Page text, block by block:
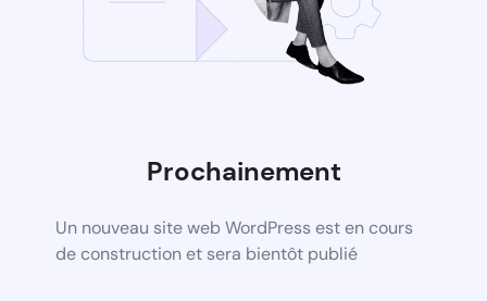
Prochainement
Un nouveau site web WordPress est en cours
de construction et sera bientôt publié